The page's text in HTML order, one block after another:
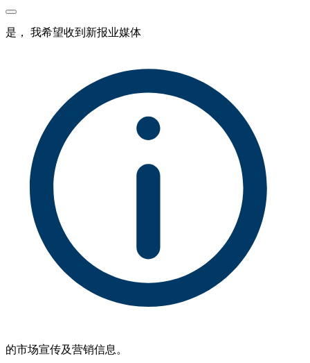
是， 我希望收到新报业媒体
的市场宣传及营销信息。